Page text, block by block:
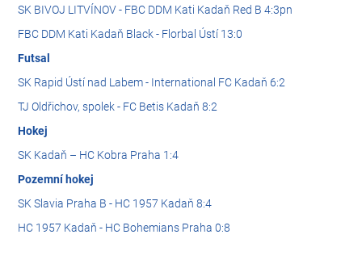
SK BIVOJ LITVÍNOV - FBC DDM Kati Kadaň Red B 4:3pn
FBC DDM Kati Kadaň Black - Florbal Ústí 13:0
Futsal
SK Rapid Ústí nad Labem - International FC Kadaň 6:2
TJ Oldřichov, spolek - FC Betis Kadaň 8:2
Hokej
SK Kadaň – HC Kobra Praha 1:4
Pozemní hokej
SK Slavia Praha B - HC 1957 Kadaň 8:4
HC 1957 Kadaň - HC Bohemians Praha 0:8